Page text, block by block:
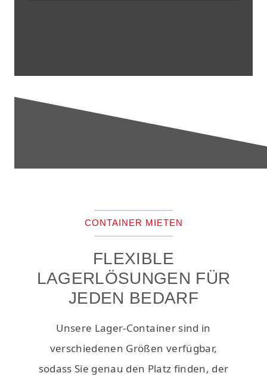
CONTAINER MIETEN
FLEXIBLE
LAGERLÖSUNGEN FÜR
JEDEN BEDARF
Unsere Lager-Container sind in
verschiedenen Größen verfügbar,
sodass Sie genau den Platz finden, der